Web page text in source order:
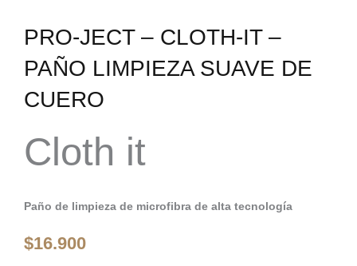
PRO-JECT – CLOTH-IT –
PAÑO LIMPIEZA SUAVE DE
CUERO
Cloth it
Paño de limpieza de microfibra de alta tecnología
$16.900